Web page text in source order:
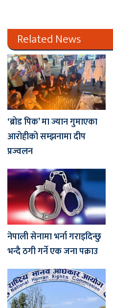
Related News
‘ब्रोड पिक’ मा ज्यान गुमाएका
आरोहीको सम्झनामा दीप
प्रज्वलन
नेपाली सेनामा भर्ना गराइदिन्छु
भन्दै ठगी गर्ने एक जना पक्राउ